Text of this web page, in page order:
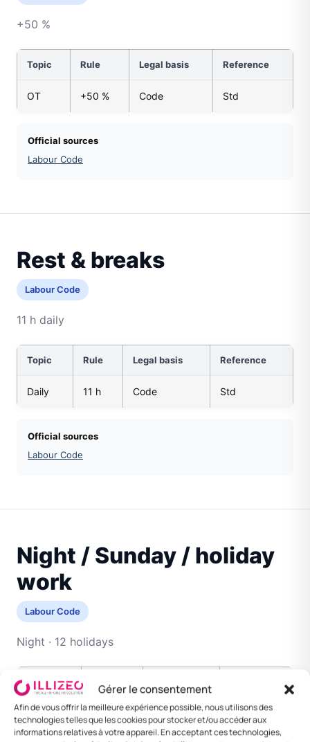
Gérer le consentement
Afin de vous offrir la meilleure expérience possible, nous utilisons des
technologies telles que les cookies pour stocker et/ou accéder aux
informations relatives à votre appareil. En acceptant ces technologies,
+50 %
Topic Rule Legal basis Reference
OT +50 % Code Std
Official sources
Labour Code
Rest & breaks
Labour Code
11 h daily
Topic Rule Legal basis Reference
Daily 11 h Code Std
Official sources
Labour Code
Night / Sunday / holiday
work
Labour Code
Night · 12 holidays
Topic
Night Variable Code Framed